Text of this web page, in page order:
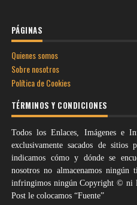
PÁGINAS
Quienes somos
Sobre nosotros
Política de Cookies
TÉRMINOS Y CONDICIONES
Todos los Enlaces, Imágenes e
exclusivamente sacados de
indicamos cómo y dónde se
nosotros no almacenamos
infringimos ningún Copyright © ni
Post le colocamos “Fuente”